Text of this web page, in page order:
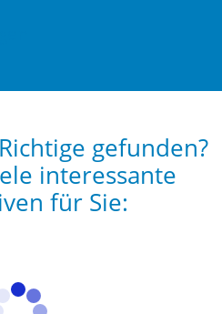
gefunden?
interessante
für Sie: